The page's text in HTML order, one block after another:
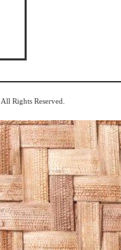
. All Rights Reserved.